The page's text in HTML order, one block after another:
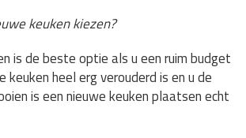
keuken kiezen?
is de beste optie als u een ruim budget
keuken heel erg verouderd is en u de
is een nieuwe keuken plaatsen echt